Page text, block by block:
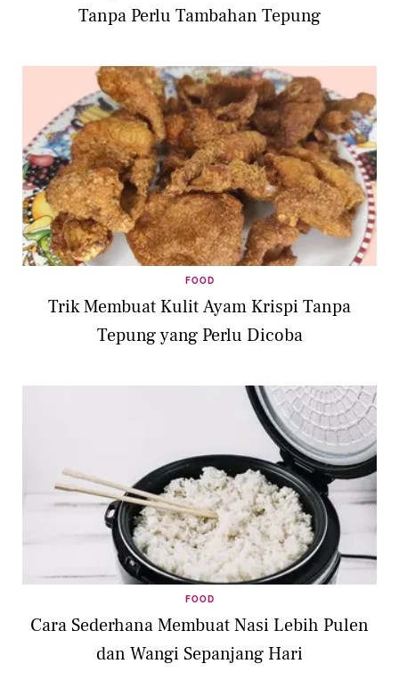
Tanpa Perlu Tambahan Tepung
FOOD
Trik Membuat Kulit Ayam Krispi Tanpa
Tepung yang Perlu Dicoba
FOOD
Cara Sederhana Membuat Nasi Lebih Pulen
dan Wangi Sepanjang Hari